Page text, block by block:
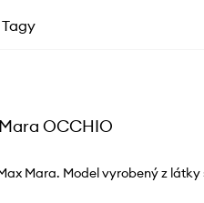
Tagy
OCCHIO
Mara. Model vyrobený z